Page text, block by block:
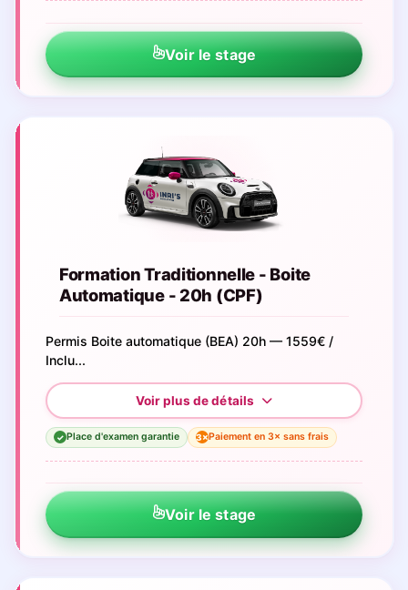
Voir le stage
Formation Traditionnelle - Boite
Automatique - 20h (CPF)
Permis Boite automatique (BEA) 20h — 1559€ /
Inclu...
✓ Place d'examen garantie 3×Paiement en 3× sans frais
Voir le stage